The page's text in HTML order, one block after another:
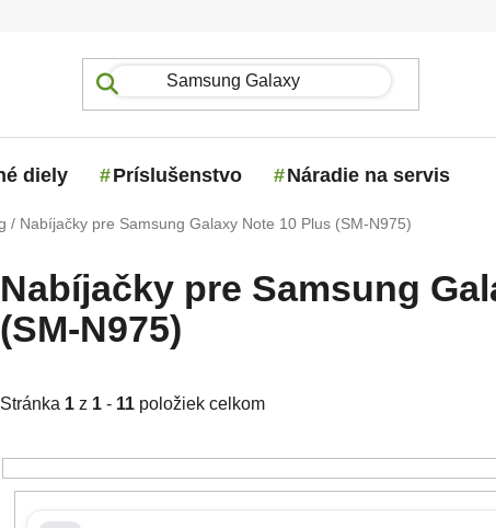
diely Príslušenstvo Náradie na servis
/ Nabíjačky pre Samsung Galaxy Note 10 Plus (SM-N975)
Nabíjačky pre Samsung
(SM-N975)
Stránka 1 z 1 - 11 položiek celkom